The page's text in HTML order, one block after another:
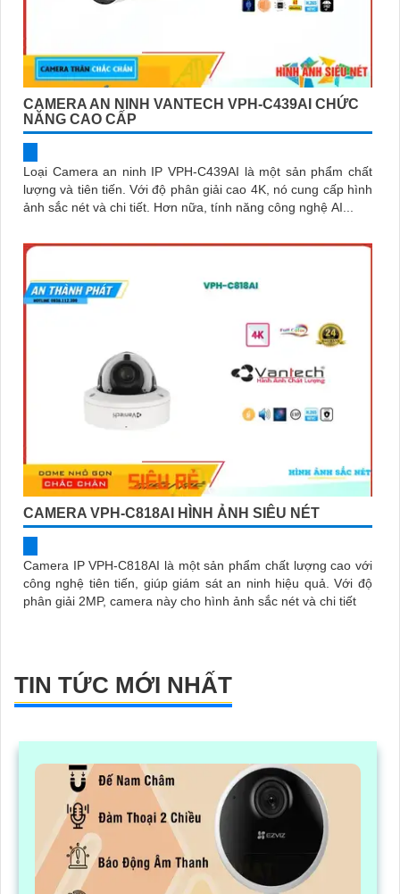
CAMERA AN NINH VANTECH VPH-C439AI CHỨC
NĂNG CAO CẤP
Loại Camera an ninh IP VPH-C439AI là một sản phẩm chất
lượng và tiên tiến. Với độ phân giải cao 4K, nó cung cấp hình
ảnh sắc nét và chi tiết. Hơn nữa, tính năng công nghệ AI...
CAMERA VPH-C818AI HÌNH ẢNH SIÊU NÉT
Camera IP VPH-C818AI là một sản phẩm chất lượng cao với
công nghệ tiên tiến, giúp giám sát an ninh hiệu quả. Với độ
phân giải 2MP, camera này cho hình ảnh sắc nét và chi tiết
TIN TỨC MỚI NHẤT